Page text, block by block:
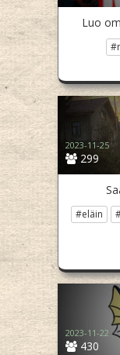
Luo
299
2023-11-25
#eläin
430
2023-11-22